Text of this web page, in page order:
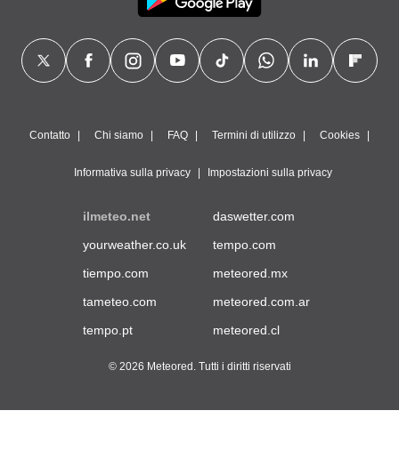
Contatto Chi siamo FAQ Termini di utilizzo Cookies
Informativa sulla privacy Impostazioni sulla privacy
ilmeteo.net
yourweather.co.uk
tiempo.com
tameteo.com
tempo.pt
daswetter.com
tempo.com
meteored.mx
meteored.com.ar
meteored.cl
© 2026 Meteored. Tutti i diritti riservati